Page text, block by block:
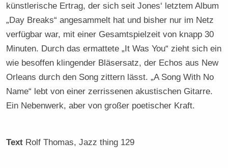
künstlerische Ertrag, der sich seit Jones‘ letztem Album
„Day Breaks“ angesammelt hat und bisher nur im Netz
verfügbar war, mit einer Gesamtspielzeit von knapp 30
Minuten. Durch das ermattete „It Was You“ zieht sich ein
wie besoffen klingender Bläsersatz, der Echos aus New
Orleans durch den Song zittern lässt. „A Song With No
Name“ lebt von einer zerrissenen akustischen Gitarre.
Ein Nebenwerk, aber von großer poetischer Kraft.
Text Rolf Thomas, Jazz thing 129